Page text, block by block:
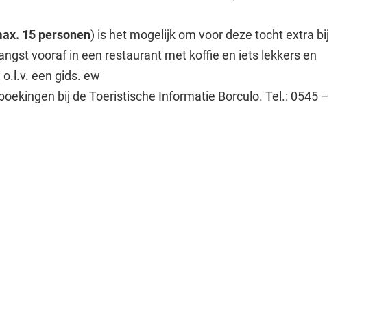
15 personen) is het mogelijk om voor deze tocht extra bij
vooraf in een restaurant met koffie en iets lekkers en
een gids. ew
bij de Toeristische Informatie Borculo. Tel.: 0545 –